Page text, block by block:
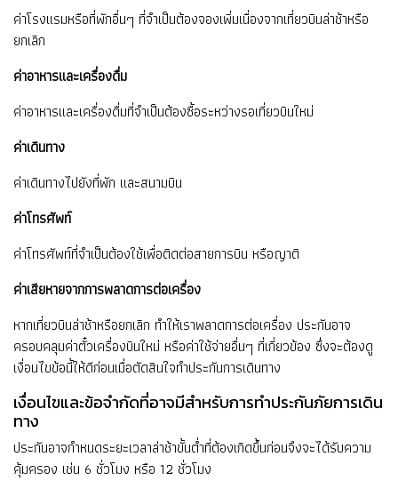
ค่าโรงแรมหรือที่พักอื่นๆ ที่จำเป็นต้องจองเพิ่มเนื่องจากเที่ยวบินล่าช้าหรือ
ยกเลิก
ค่าอาหารและเครื่องดื่ม
ค่าอาหารและเครื่องดื่มที่จำเป็นต้องซื้อระหว่างรอเที่ยวบินใหม่
ค่าเดินทาง
ค่าเดินทางไปยังที่พัก และสนามบิน
ค่าโทรศัพท์
ค่าโทรศัพท์ที่จำเป็นต้องใช้เพื่อติดต่อสายการบิน หรือญาติ
ค่าเสียหายจากการพลาดการต่อเครื่อง
หากเที่ยวบินล่าช้าหรือยกเลิก ทำให้เราพลาดการต่อเครื่อง ประกันอาจ
ครอบคลุมค่าตั๋วเครื่องบินใหม่ หรือค่าใช้จ่ายอื่นๆ ที่เกี่ยวข้อง ซึ่งจะต้องดู
เงื่อนไขข้อนี้ให้ดีก่อนเมื่อตัดสินใจทำประกันการเดินทาง
เงื่อนไขและข้อจำกัดที่อาจมีสำหรับการทำประกันภัยการเดิน
ทาง
ประกันอาจกำหนดระยะเวลาล่าช้าขั้นต่ำที่ต้องเกิดขึ้นก่อนจึงจะได้รับความ
คุ้มครอง เช่น 6 ชั่วโมง หรือ 12 ชั่วโมง